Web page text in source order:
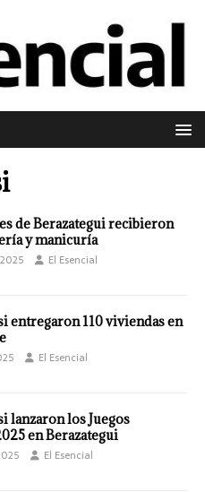
de Berazategui recibieron
y manicuría
El Esencial
entregaron 110 viviendas en
El Esencial
lanzaron los Juegos
en Berazategui
El Esencial